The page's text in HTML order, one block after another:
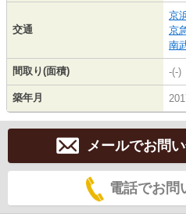
交通
京
京
南
間取り(面積) -(-)
築年月
メールでお問
電話でお問